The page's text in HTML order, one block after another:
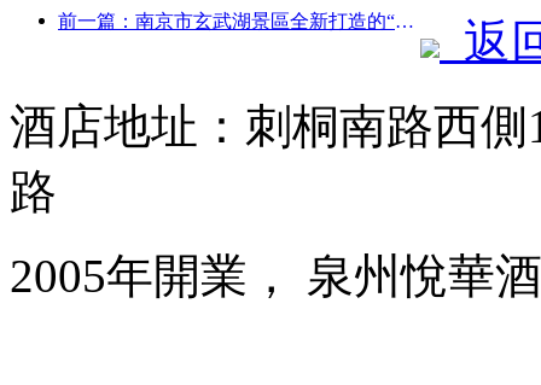
前一篇：南京市玄武湖景區全新打造的“金陵詩仙館”等4座文化場館正式開放
返
酒店地址：刺桐南路西
路
2005年開業， 泉州悅